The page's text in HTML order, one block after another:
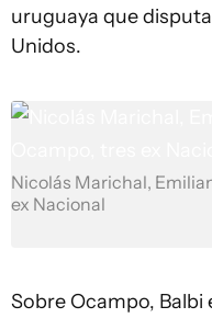
uruguaya que
Unidos.
Nicolás Marichal,
ex Nacional
Sobre Ocampo, Balbi